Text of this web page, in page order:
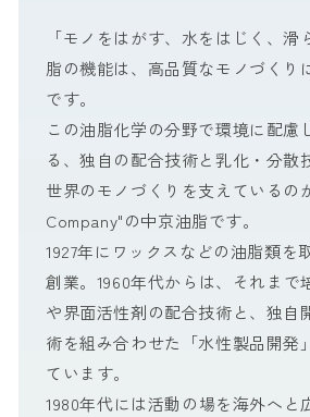
「モノをはがす、水をはじく、
脂の機能は、高品質なモノづくり
です。
この油脂化学の分野で環境に配慮
る、独自の配合技術と乳化・分散
世界のモノづくりを支えているの
Company"の中京油脂です。
1927年にワックスなどの油脂類を
創業。1960年代からは、それまで
や界面活性剤の配合技術と、独自
術を組み合わせた「水性製品開発
ています。
1980年代には活動の場を海外へと